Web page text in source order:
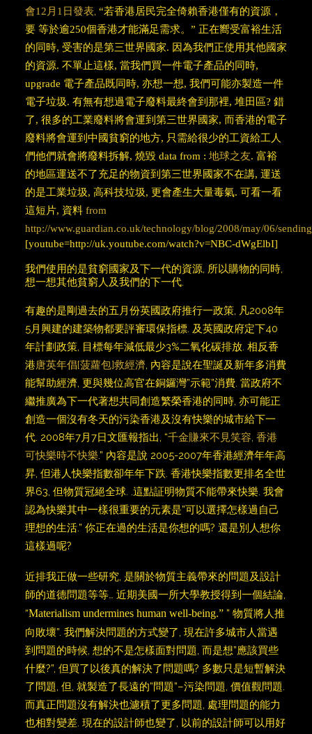
會12月1日發表, “若香港居民完全倚賴香港僅有的資源，
要 等於逾250個香港才能滿足需求。” 正在嚮受富裕生活
的同時, 受害的是第三世界國家. 因為我們正使用其他國家
的資源. 不單止這樣, 當我們買一件電子產品的同時,
upgrade 電子產品既同時, 亦想一想, 我們可能亦製造一件
電子垃圾. 有無有想過電子廢料最終會到那裡, 堆田區? 錯
了, 很多的工業廢料將會運到第三世界國家, 而香港的電子
廢料將會運到中國貧窮的地方, 只需給很少的工資給工人
們他們就會將廢料拆解, 燒毀 data from : 地球之友. 富裕
的地區運送不了充足的物資到第三世界國家不在講, 運送
的是工業垃圾, 高科技垃圾, 更會產生大量毒氣. 可看一看
這短片, 資料 from
http://www.guardian.co.uk/technology/blog/2008/may/06/
[youtube=http://uk.youtube.com/watch?v=NBC-dWgElbI]
我們使用的是貧窮國家及下一代的資源, 所以購物的同時,
想一想其他貧窮人及我們的下一代.
有趣的是剛過去的五月份英國政府推行一政策, 凡2008年
5月興建的建築物都要評審環保指標. 及英國政府定下40
年計劃政策, 目標每年減低最少3%二氧化碳排放. 相反香
港唐英年倡[菠蘿包]救經濟, 內容是說在聖誕及新年多消費
能幫助經濟, 更與幾位高官在銅鑼灣”示範”消費. 當政府不
繼推廣為下一代著想共同創造繁榮香港的同時, 亦可能正
創造一個沒有冬天的污染香港及沒有快樂的城市給下一
代. 2008年7月7日文匯報指出, “千金賺來不見笑容, 香港
可快樂時不快樂.” 內容是說 2005-2007年香港經濟年年高
昇, 但港人快樂指數卻年年下跌. 香港快樂指數更排名全世
界63, 但物質冠絕全球. .這點証明物質不能帶來快樂. 我會
認為快樂其中一樣很重要的元素是”可以選擇怎樣過自己
理想的生活.” 你正在過的生活是你想的嗎? 還是別人想你
這樣過呢?
近排我正做一些研究, 是關於物質主義帶來的問題及設計
師的道德問題等等… 近期美國一所大學教授得到一個結論,
“Materialism undermines human well-being.” ” 物質將人推
向敗壞”. 我們解決問題的方式變了, 現在許多城市人當遇
到問題的時候, 想的不是怎樣面對問題, 而是想”應該買些
什麼?”, 但買了以後真的解決了問題嗎? 多數只是短暫解決
了問題, 但, 就製造了長遠的”問題”–污染問題, 價值觀問題.
而真正問題沒有解決也濾積了更多問題, 處理問題的能力
也相對變差. 現在的設計師也變了, 以前的設計師可以用好